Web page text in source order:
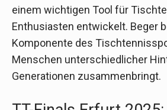
einem wichtigen Tool für
Enthusiasten entwickelt. Beger
Komponente des
Menschen unterschiedlicher
Generationen zusammenbringt.